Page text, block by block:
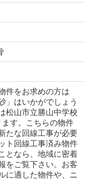
件をお求めの方は
」はいかがでしょう
松山市立勝山中学校
す。こちらの物件
たな回線工事が必要
ト回線工事済み物件
となら、地域に密着
をご覧下さい。お客
に適した物件や、ニ